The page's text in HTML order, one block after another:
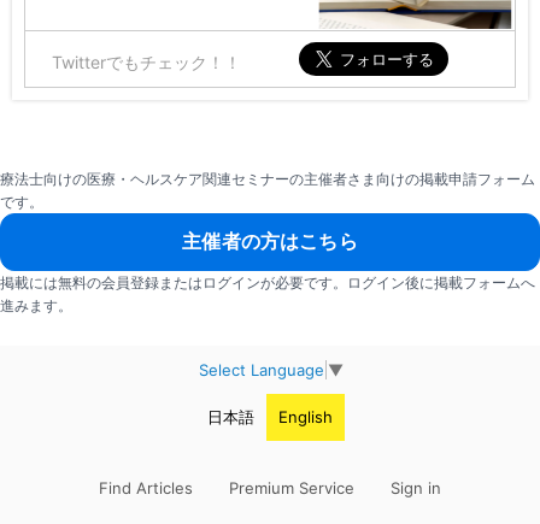
Twitterでもチェック！！
療法士向けの医療・ヘルスケア関連セミナーの主催者さま向けの掲載申請フォーム
です。
主催者の方はこちら
掲載には無料の会員登録またはログインが必要です。ログイン後に掲載フォームへ
進みます。
Select Language ▼
日本語 English
Find Articles Premium Service Sign in